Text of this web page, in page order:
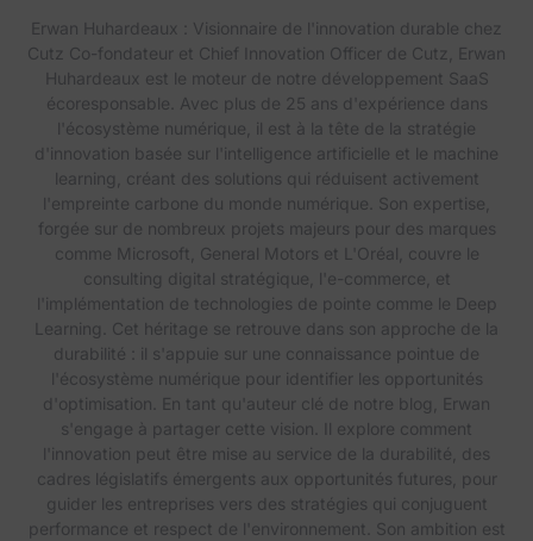
Erwan Huhardeaux : Visionnaire de l'innovation durable chez
Cutz Co-fondateur et Chief Innovation Officer de Cutz, Erwan
Huhardeaux est le moteur de notre développement SaaS
écoresponsable. Avec plus de 25 ans d'expérience dans
l'écosystème numérique, il est à la tête de la stratégie
d'innovation basée sur l'intelligence artificielle et le machine
learning, créant des solutions qui réduisent activement
l'empreinte carbone du monde numérique. Son expertise,
forgée sur de nombreux projets majeurs pour des marques
comme Microsoft, General Motors et L'Oréal, couvre le
consulting digital stratégique, l'e-commerce, et
l'implémentation de technologies de pointe comme le Deep
Learning. Cet héritage se retrouve dans son approche de la
durabilité : il s'appuie sur une connaissance pointue de
l'écosystème numérique pour identifier les opportunités
d'optimisation. En tant qu'auteur clé de notre blog, Erwan
s'engage à partager cette vision. Il explore comment
l'innovation peut être mise au service de la durabilité, des
cadres législatifs émergents aux opportunités futures, pour
guider les entreprises vers des stratégies qui conjuguent
performance et respect de l'environnement. Son ambition est